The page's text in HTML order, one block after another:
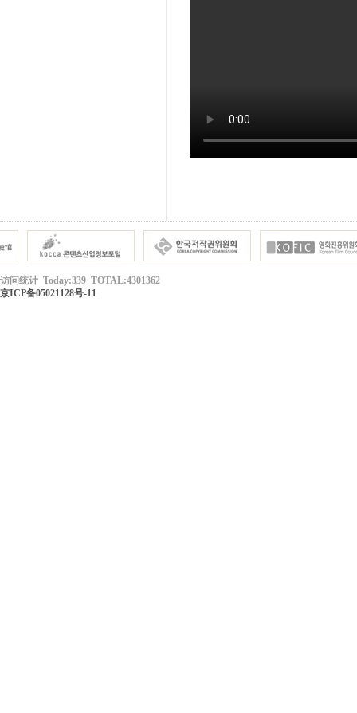
访问统计 Today:339 TOTAL:4301362
京ICP备05021128号-11